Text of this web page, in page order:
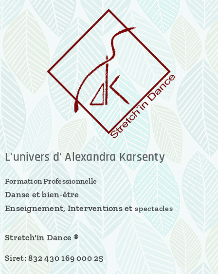
L'univers d' Alexandra Karsenty
Formation Professionnelle
Danse et bien-être
Enseignement, Interventions et spectacles
Stretch'in Dance ®
Siret: 832 430 169 000 25